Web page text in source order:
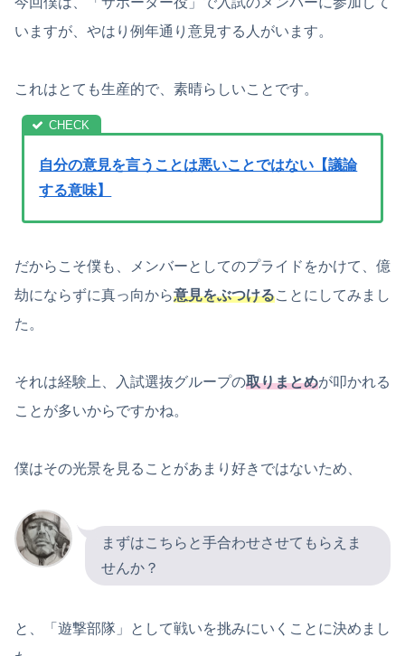
いますが、やはり例年通り意見する人がいます。
これはとても生産的で、素晴らしいことです。
自分の意見を言うことは悪いことではない【議論
する意味】
だからこそ僕も、メンバーとしてのプライドをかけて、億
劫にならずに真っ向から意見をぶつけることにしてみまし
た。
それは経験上、入試選抜グループの取りまとめが叩かれる
ことが多いからですかね。
僕はその光景を見ることがあまり好きではないため、
まずはこちらと手合わせさせてもらえま
せんか？
と、「遊撃部隊」として戦いを挑みにいくことに決めまし